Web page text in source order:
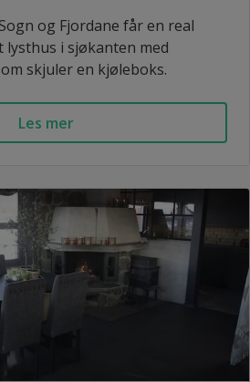
og Fjordane får en real
i sjøkanten med
skjuler en kjøleboks.
Les mer